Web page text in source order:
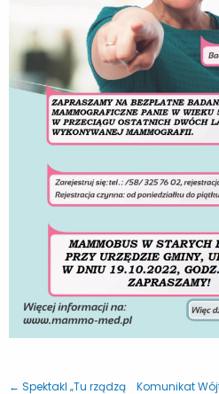
← Spektakl „Tu rządzą
Komunikat